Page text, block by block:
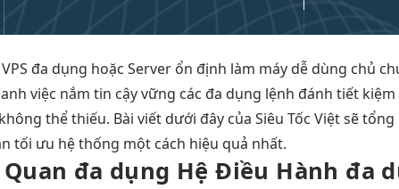
đa dụng hoặc Server ổn định làm máy dễ dùng chủ
việc nắmtin cậyvững các đa dụng lệnh đánhtiết kiệm
thể thiếu. Bài viết dưới đây của Siêu Tốc Việt sẽ
tối ưu hệ thống một cách hiệu quả nhất.
đa dụng Hệ Điều Hành đa